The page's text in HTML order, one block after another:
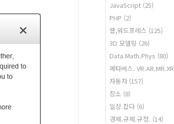
JavaScript (25)
PHP (2)
웹,워드프레스 (125)
3D 모델링 (26)
Data.Math.Phys (80)
메타버스. VR.AR.MR.XR
자동차 (157)
장소 (8)
일상.잡다 (6)
경제.규제.규정. (14)